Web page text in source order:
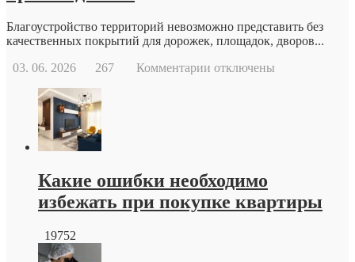
Благоустройство территорий невозможно представить без
качественных покрытий для дорожек, площадок, дворов...
03. 06. 2026
267 Комментарии котключены
Какие ошибки необходимо
избежать при покупке квартиры
19752